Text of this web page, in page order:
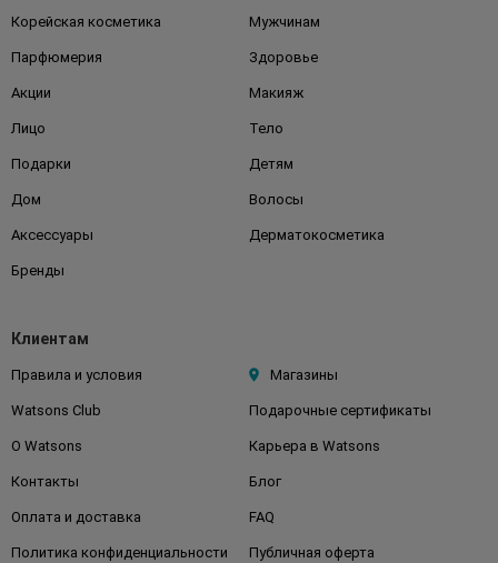
Корейская косметика Мужчинам
Парфюмерия Здоровье
Акции Макияж
Лицо Тело
Подарки Детям
Дом Волосы
Аксессуары Дерматокосметика
Бренды
Клиентам
Правила и условия Магазины
Watsons Club Подарочные сертификаты
О Watsons Карьера в Watsons
Контакты Блог
Оплата и доставка FAQ
Политика конфиденциальности Публичная оферта